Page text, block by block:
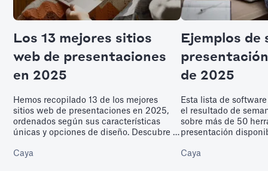
Los 13 mejores sitios
web de presentaciones
en 2025
Hemos recopilado 13 de los mejores
sitios web de presentaciones en 2025,
ordenados según sus características
únicas y opciones de diseño. Descubre la
presentación.
Caya
Ejemplos
de 2025
Esta lista de
el resultado de
sobre más de 50
presentación
Caya